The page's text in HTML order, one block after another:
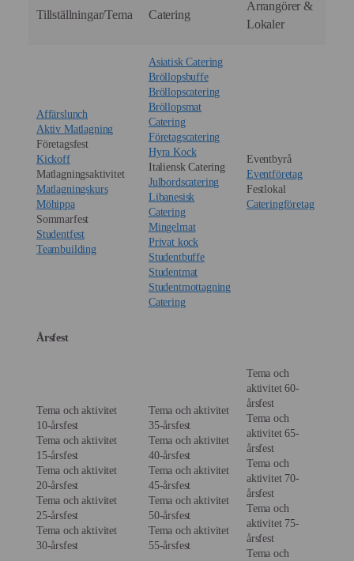
Tillställningar/Tema Catering
Arrangörer &
Lokaler
Affärslunch
Aktiv Matlagning
Företagsfest
Kickoff
Matlagningsaktivitet
Matlagningskurs
Möhippa
Sommarfest
Studentfest
Teambuilding
Asiatisk Catering
Bröllopsbuffe
Bröllopscatering
Bröllopsmat
Catering
Företagscatering
Hyra Kock
Italiensk Catering
Julbordscatering
Libanesisk
Catering
Mingelmat
Privat kock
Studentbuffe
Studentmat
Studentmottagning
Catering
Eventbyrå
Eventföretag
Festlokal
Cateringföretag
Årsfest
Tema och aktivitet
10-årsfest
Tema och aktivitet
15-årsfest
Tema och aktivitet
20-årsfest
Tema och aktivitet
25-årsfest
Tema och aktivitet
30-årsfest
Tema och aktivitet
35-årsfest
Tema och aktivitet
40-årsfest
Tema och aktivitet
45-årsfest
Tema och aktivitet
50-årsfest
Tema och aktivitet
55-årsfest
Tema och
aktivitet 60-
årsfest
Tema och
aktivitet 65-
årsfest
Tema och
aktivitet 70-
årsfest
Tema och
aktivitet 75-
årsfest
Tema och